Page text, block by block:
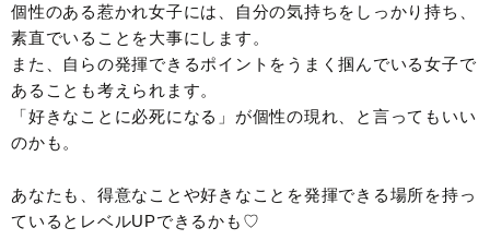
個性のある惹かれ女子には、自分の気持ちをしっかり持ち、
素直でいることを大事にします。
また、自らの発揮できるポイントをうまく掴んでいる女子で
あることも考えられます。
「好きなことに必死になる」が個性の現れ、と言ってもいい
のかも。
あなたも、得意なことや好きなことを発揮できる場所を持っ
ているとレベルUPできるかも♡